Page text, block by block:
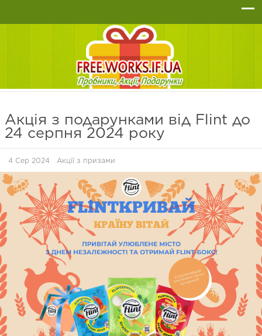
Акція з подарунками від Flint до
24 серпня 2024 року
4 Сер 2024 Акції з призами